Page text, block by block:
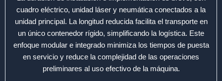
cuadro eléctrico, unidad láser y neumática conectados a la
unidad principal. La longitud reducida facilita el transporte en
un único contenedor rígido, simplificando la logística. Este
enfoque modular e integrado minimiza los tiempos de puesta
en servicio y reduce la complejidad de las operaciones
preliminares al uso efectivo de la máquina.